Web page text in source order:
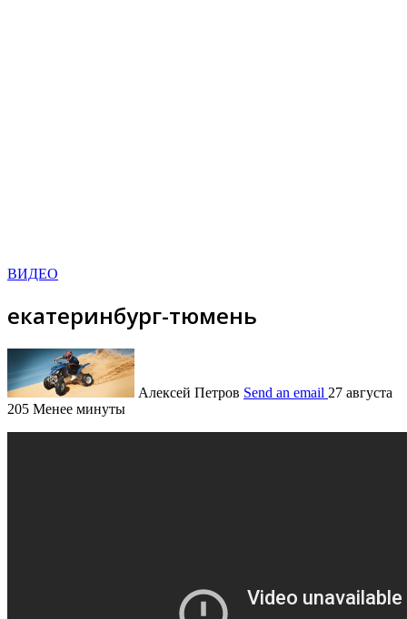
ВИДЕО
екатеринбург-тюмень
Алексей Петров Send an email 27 августа
205 Менее минуты